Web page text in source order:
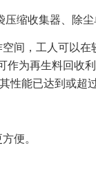
缩收集器、除尘
间，工人可以
为再生料回收
能已达到或超
便。